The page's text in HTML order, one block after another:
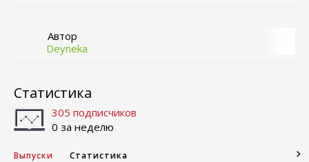
Автор
Deyneka
Статистика
305 подписчиков
0 за неделю
Выпуски Статистика